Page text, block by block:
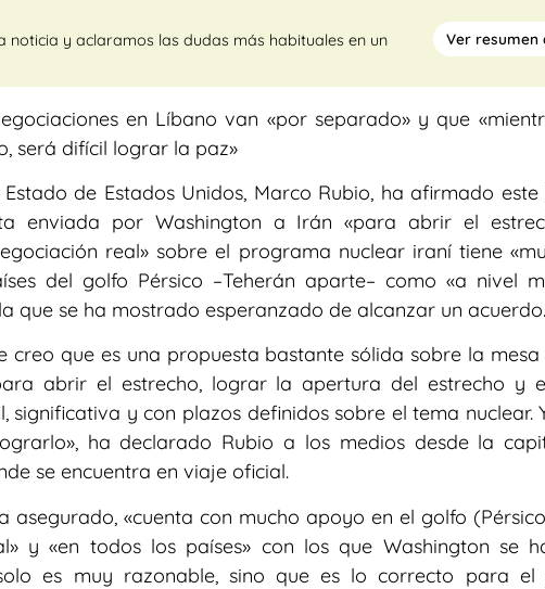
noticia y aclaramos las dudas más habituales en un
Ver resumen
en Líbano van «por separado» y que
será difícil lograr la paz»
de Estados Unidos, Marco Rubio, ha afirmado este
enviada por Washington a Irán «para abrir el
real» sobre el programa nuclear iraní tiene
del golfo Pérsico –Teherán aparte– como «a nivel
que se ha mostrado esperanzado de alcanzar un acuerdo.
creo que es una propuesta bastante sólida sobre la
abrir el estrecho, lograr la apertura del estrecho y
significativa y con plazos definidos sobre el tema nuclear.
ha declarado Rubio a los medios desde la
se encuentra en viaje oficial.
asegurado, «cuenta con mucho apoyo en el golfo
y «en todos los países» con los que Washington se
es muy razonable, sino que es lo correcto para el